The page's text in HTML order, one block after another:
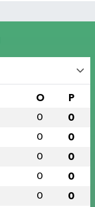
O P
0 0
0 0
0 0
0 0
0 0